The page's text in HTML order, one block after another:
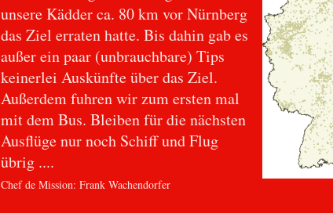
unsere Kädder ca. 80 km vor Nürnberg
das Ziel erraten hatte. Bis dahin gab es
außer ein paar (unbrauchbare) Tips
keinerlei Auskünfte über das Ziel.
Außerdem fuhren wir zum ersten mal
mit dem Bus. Bleiben für die nächsten
Ausflüge nur noch Schiff und Flug
übrig ....
Chef de Mission: Frank Wachendorfer